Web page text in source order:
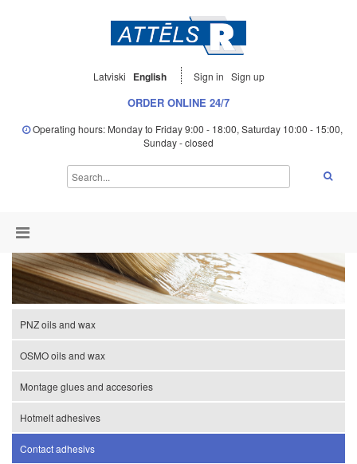
Latviski English Sign in Sign up
ORDER ONLINE 24/7
Operating hours: Monday to Friday 9:00 - 18:00, Saturday 10:00 - 15:00,
Sunday - closed
PNZ oils and wax
OSMO oils and wax
Montage glues and accesories
Hotmelt adhesives
Contact adhesivs